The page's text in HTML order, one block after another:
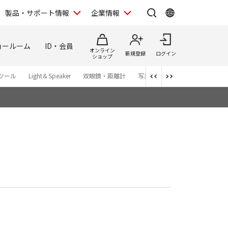
製品・サポート情報 企業情報
ルーム ID・会員
オンライン
ショップ
新規登録 ログイン
ール Light＆Speaker 双眼鏡・距離計 写真集 アプリ・ソフトウエ